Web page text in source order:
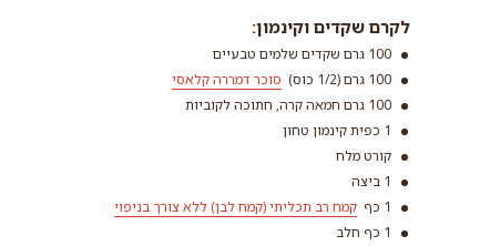
לקרם שקדים וקינמון:
100 גרם שקדים שלמים טבעיים
100 גרם (1/2 כוס)
סוכר דמררה קלאסי
100 גרם חמאה קרה, חתוכה לקוביות
1 כפית קינמון טחון
קורט מלח
1 ביצה
1 כף
קמח רב תכליתי (קמח לבן) ללא צורך בניפוי
1 כף חלב